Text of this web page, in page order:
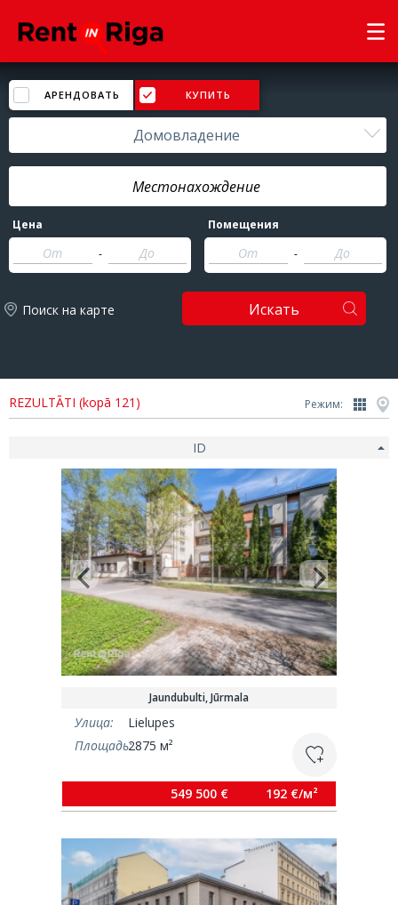
АРЕНДОВАТЬ КУПИТЬ
Домовладение
Цена
-
Помещения
-
Поиск на карте Искать
REZULTĀTI (kopā 121) Режим:
ID
Jaundubulti, Jūrmala
Улица:
Lielupes
Площадь:2875 м²
549 500 € 192 €/м²